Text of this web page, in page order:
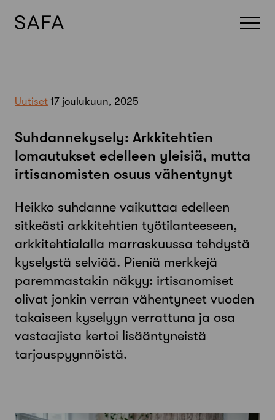
Uutiset 17 joulukuun, 2025
Suhdannekysely: Arkkitehtien
lomautukset edelleen yleisiä, mutta
irtisanomisten osuus vähentynyt
Heikko suhdanne vaikuttaa edelleen
sitkeästi arkkitehtien työtilanteeseen,
arkkitehtialalla marraskuussa tehdystä
kyselystä selviää. Pieniä merkkejä
paremmastakin näkyy: irtisanomiset
olivat jonkin verran vähentyneet vuoden
takaiseen kyselyyn verrattuna ja osa
vastaajista kertoi lisääntyneistä
tarjouspyynnöistä.